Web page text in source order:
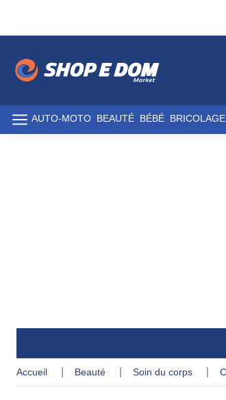
AUTO-MOTO BEAUTÉ BÉBÉ BRICOLAGE
accueil beauté soin du corps